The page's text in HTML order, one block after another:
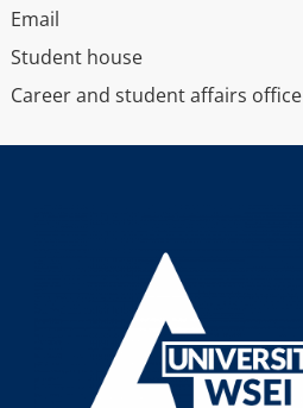
Email
Student house
Career and student affairs office